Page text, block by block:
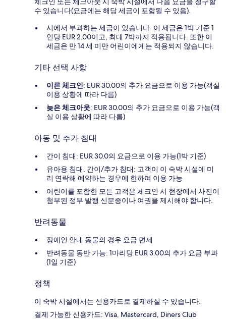
수 있습니다(요금에는 해당 세금이 포함될 수 있음).
시에서 부과하는 세금이 있습니다. 이 세금은 1박 기준 1
인당 EUR 2.00이고, 최대 7박까지 적용됩니다. 또한 이
세금은 만 14 세 미만 어린이에게는 적용되지 않습니다.
기타 선택 사항
이른 체크인: EUR 30.00의 추가 요금으로 이용 가능(객실
이용 상황에 따라 다름)
늦은 체크아웃: EUR 30.00의 추가 요금으로 이용 가능(객
실 이용 상황에 따라 다름)
아동 및 추가 침대
간이 침대: EUR 30.0의 요금으로 이용 가능(1박 기준)
유아용 침대, 간이/추가 침대: 고객이 이 숙박 시설에 미
리 연락해 예약하는 경우에 한하여 이용 가능
어린이를 포함한 모든 고객은 체크인 시 현장에서 사진이
첨부된 정부 발행 신분증이나 여권을 제시해야 합니다.
반려동물
장애인 안내 동물의 경우 요금 면제
반려동물 동반 가능: 1마리당 EUR 3.00의 추가 요금 부과
(1일 기준)
정책
이 숙박 시설에서는 신용카드로 결제하실 수 있습니다.
결제 가능한 신용카드: Visa, Mastercard, Diners Club